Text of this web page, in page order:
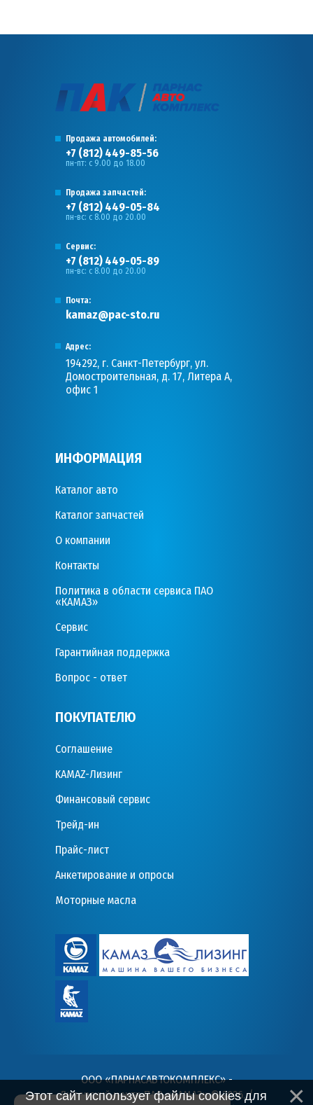
Продажа автомобилей:
+7 (812) 449-85-56
пн-пт: с 9.00 до 18.00
Продажа запчастей:
+7 (812) 449-05-84
пн-вс: с 8.00 до 20.00
Сервис:
+7 (812) 449-05-89
пн-вс: с 8.00 до 20.00
Почта:
kamaz@pac-sto.ru
Адрес:
194292, г. Санкт-Петербург, ул.
Домостроительная, д. 17, Литера А,
офис 1
ИНФОРМАЦИЯ
Каталог авто
Каталог запчастей
О компании
Контакты
Политика в области сервиса ПАО
«КАМАЗ»
Сервис
Гарантийная поддержка
Вопрос - ответ
ПОКУПАТЕЛЮ
Соглашение
KAMAZ-Лизинг
Финансовый сервис
Трейд-ин
Прайс-лист
Анкетирование и опросы
Моторные масла
ООО «ПАРНАСАВТОКОМПЛЕКС» -
Дилерский центр ПАО «КАМАЗ» © 2026. /
Этот сайт использует файлы cookies для